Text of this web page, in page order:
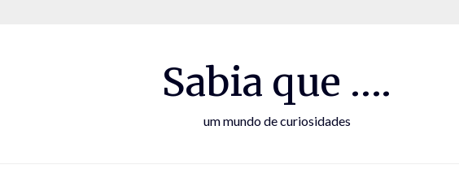
Sabia que ….
um mundo de curiosidades